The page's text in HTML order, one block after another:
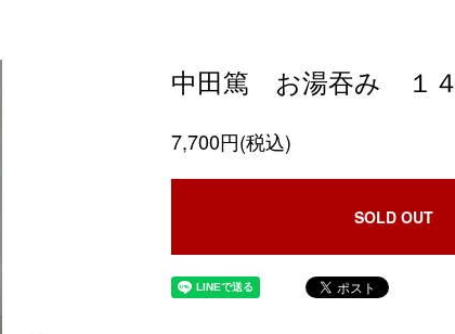
中田篤 お湯吞み １４
7,700円(税込)
SOLD OUT